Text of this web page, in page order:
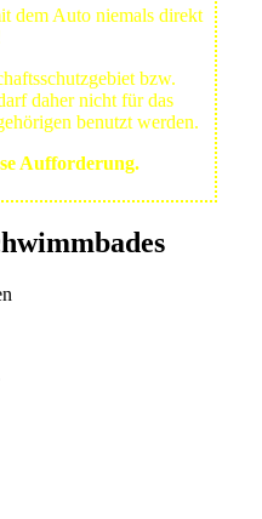
dem Auto niemals direkt
bzw.
daher nicht für das
benutzt werden.
Aufforderung.